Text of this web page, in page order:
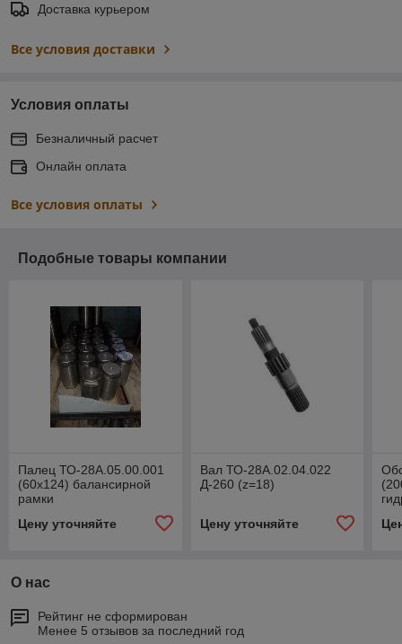
Доставка курьером
Все условия доставки
Условия оплаты
Безналичный расчет
Онлайн оплата
Все условия оплаты
Подобные товары компании
Палец ТО-28А.05.00.001
(60х124) балансирной
рамки
Цену уточняйте
Вал ТО-28А.02.04.022
Д-260 (z=18)
Цену уточняйте
О нас
Рейтинг не сформирован
Менее 5 отзывов за последний год